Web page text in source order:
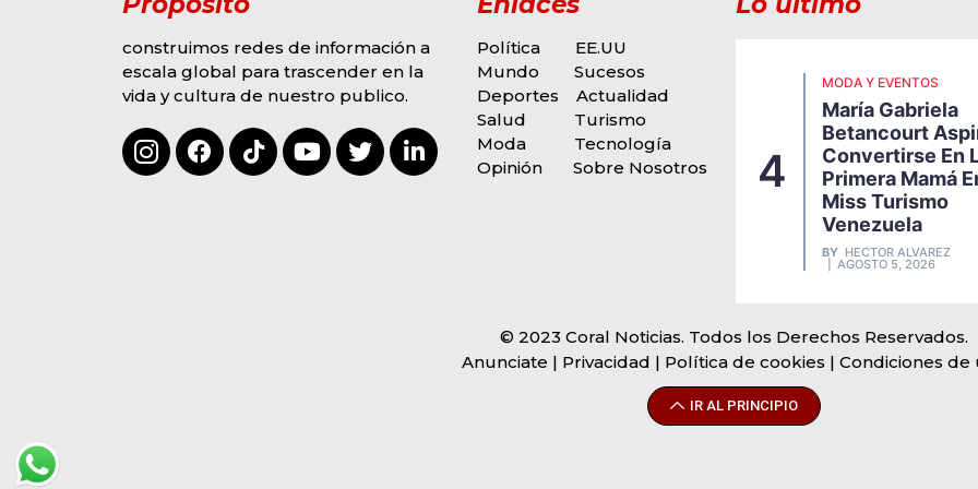
construimos redes de información a
escala global para trascender en la
vida y cultura de nuestro publico.
Política
EE.UU
Mundo
Sucesos
Deportes
Actualidad
Salud
Turismo
Moda
Tecnología
Opinión
Sobre Nosotros
MODA Y EVENTOS
OMAR COLINA
DERROCHA TALENTO
EN “SOY LA VOZ USA”
3
MODA Y EVENTOS
Gigi Borrelli Presenta
Su Nueva Propuesta
Musical, Una Explosiva
Fusión De Funk, Soul Y
4
MODA Y EVENTOS
María Gabriela
Betancourt
Convertirse En
Primera Mamá
Miss Turismo
Venezuela
BY HECTOR ALVAREZ
AGOSTO 5, 2026
© 2023 Coral Noticias. Todos los Derechos Reservados.
Anunciate | Privacidad | Política de cookies | Condiciones de
IR AL PRINCIPIO